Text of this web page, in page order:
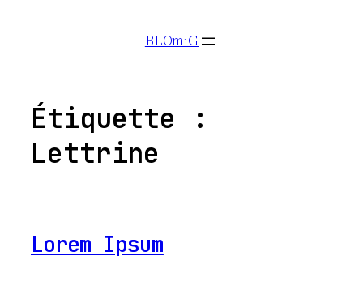
BLOmiG
Étiquette :
Lettrine
Lorem Ipsum